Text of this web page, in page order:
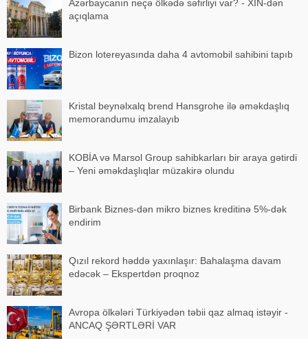
Azərbaycanın neçə ölkədə səfirliyi var? - XİN-dən
açıqlama
Bizon lotereyasında daha 4 avtomobil sahibini tapıb
Kristal beynəlxalq brend Hansgrohe ilə əməkdaşlıq
memorandumu imzalayıb
KOBİA və Marsol Group sahibkarları bir araya gətirdi
– Yeni əməkdaşlıqlar müzakirə olundu
Birbank Biznes-dən mikro biznes kreditinə 5%-dək
endirim
Qızıl rekord həddə yaxınlaşır: Bahalaşma davam
edəcək – Ekspertdən proqnoz
Avropa ölkələri Türkiyədən təbii qaz almaq istəyir -
ANCAQ ŞƏRTLƏRİ VAR